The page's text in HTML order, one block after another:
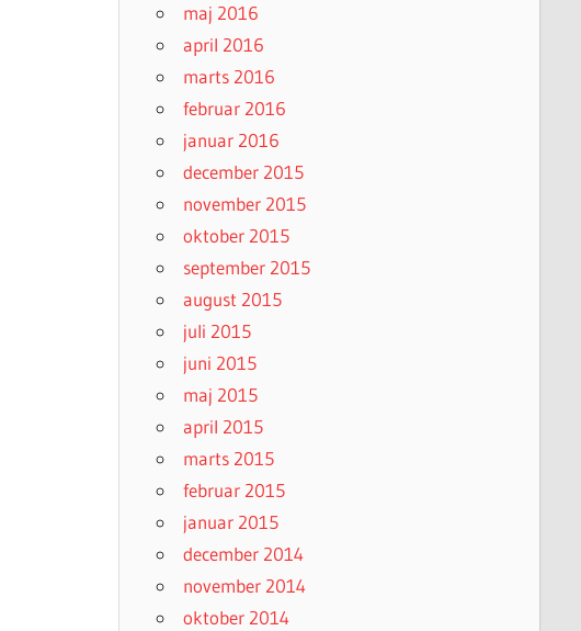
maj 2016
april 2016
marts 2016
februar 2016
januar 2016
december 2015
november 2015
oktober 2015
september 2015
august 2015
juli 2015
juni 2015
maj 2015
april 2015
marts 2015
februar 2015
januar 2015
december 2014
november 2014
oktober 2014